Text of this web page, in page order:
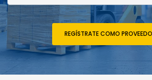
REGÍSTRATE COMO